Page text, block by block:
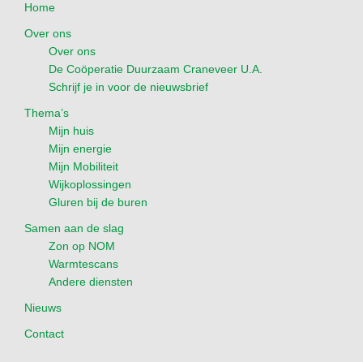
Home
Over ons
Over ons
De Coöperatie Duurzaam Craneveer U.A.
Schrijf je in voor de nieuwsbrief
Thema’s
Mijn huis
Mijn energie
Mijn Mobiliteit
Wijkoplossingen
Gluren bij de buren
Samen aan de slag
Zon op NOM
Warmtescans
Andere diensten
Nieuws
Contact